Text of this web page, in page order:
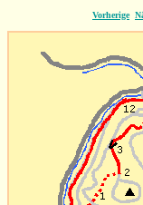
Vorherige